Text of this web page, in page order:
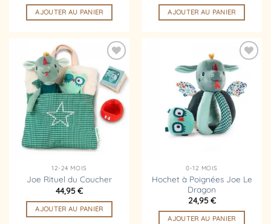
AJOUTER AU PANIER AJOUTER AU PANIER
Ajouter
à la
liste
d’envies
12-24 MOIS
Joe Rituel du Coucher
44,95€
AJOUTER AU PANIER
Ajouter
liste
d’envies
0-12 MOIS
Hochet à Poignées Joe Le
Dragon
24,95€
AJOUTER AU PANIER